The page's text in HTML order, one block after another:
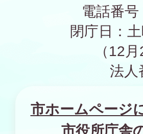
電話番
閉庁日：
（12
法人
市ホームページ
市役所庁舎